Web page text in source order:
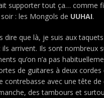
supporter tout ça… comme
: les Mongols de UUHAI.
dire que là, je suis aux taquets
arrivent. Ils sont nombreux
qu’on n’a pas
de guitares à deux
contrebasse avec une tête de
des tambours et